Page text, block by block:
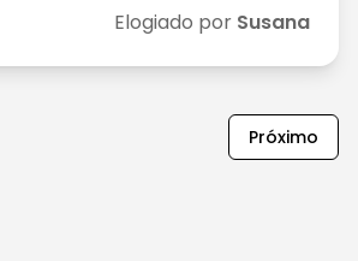
Elogiado por Susana
Próximo